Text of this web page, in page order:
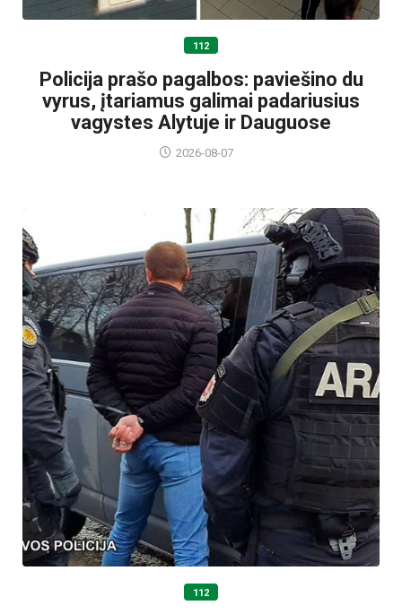
112
Policija prašo pagalbos: paviešino du
vyrus, įtariamus galimai padariusius
vagystes Alytuje ir Dauguose
2026-08-07
112